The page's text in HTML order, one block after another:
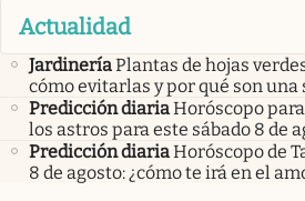
Actualidad
JardineríaPlantas de hojas
cómo evitarlas y por qué son una
Predicción diariaHoróscopo
los astros para este sábado 8 de
Predicción diariaHoróscopo de
8 de agosto: ¿cómo te irá en el